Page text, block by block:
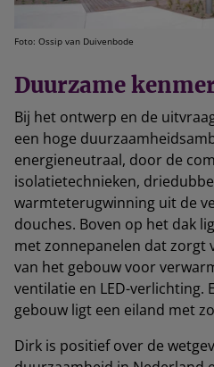
Foto: Ossip van Duivenbode
Duurzame
Bij het ontwerp en de
een hoge
energieneutraal, door de
isolatietechnieken,
warmteterugwinning uit de
douches. Boven op het dak
met zonnepanelen dat zorgt
van het gebouw voor
ventilatie en LED-verlichting.
gebouw ligt een eiland met
Dirk is positief over de